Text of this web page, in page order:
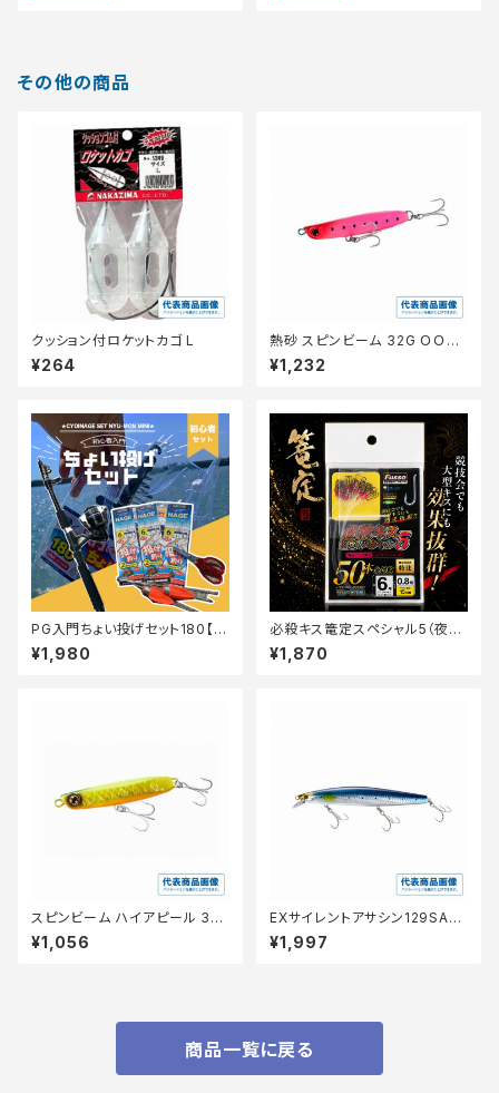
その他の商品
クッション付ロケットカゴ L
¥264
熱砂 スピンビーム 32G ＯＯ−2
32Ｍ 025【特価ルアー】【20】
¥1,232
PG入門ちょい投げセット180【T
オリ】
¥1,980
必殺キス篭定スペシャル5（夜光
ピンク塗り）5号-Vハードハリス
0.8号～1.25号【篭定】
¥1,870
スピンビーム ハイアピール 32
ｇ JG−032V
¥1,056
EXサイレントアサシン129SAR
XＭ−229N
¥1,997
商品一覧に戻る